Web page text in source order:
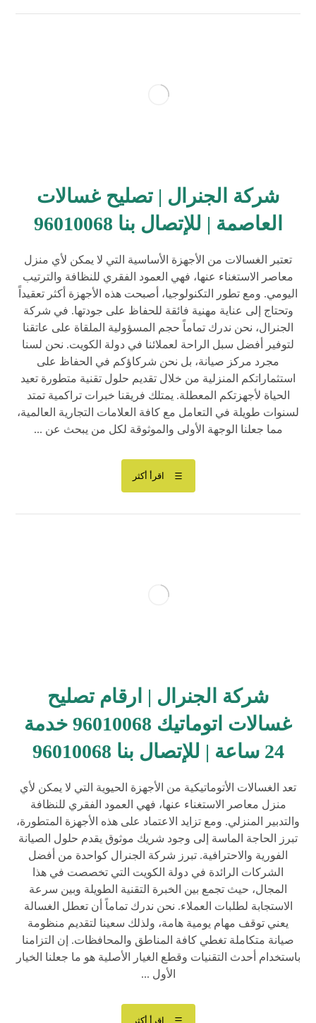
شركة الجنرال | تصليح غسالات
العاصمة | للإتصال بنا 96010068
تعتبر الغسالات من الأجهزة الأساسية التي لا يمكن لأي منزل
معاصر الاستغناء عنها، فهي العمود الفقري للنظافة والترتيب
اليومي. ومع تطور التكنولوجيا، أصبحت هذه الأجهزة أكثر تعقيداً
وتحتاج إلى عناية مهنية فائقة للحفاظ على جودتها. في شركة
الجنرال، نحن ندرك تماماً حجم المسؤولية الملقاة على عاتقنا
لتوفير أفضل سبل الراحة لعملائنا في دولة الكويت. نحن لسنا
مجرد مركز صيانة، بل نحن شركاؤكم في الحفاظ على
استثماراتكم المنزلية من خلال تقديم حلول تقنية متطورة تعيد
الحياة لأجهزتكم المعطلة. يمتلك فريقنا خبرات تراكمية تمتد
لسنوات طويلة في التعامل مع كافة العلامات التجارية العالمية،
مما جعلنا الوجهة الأولى والموثوقة لكل من يبحث عن ...
اقرأ أكثر
شركة الجنرال | ارقام تصليح
غسالات اتوماتيك 96010068 خدمة
24 ساعة | للإتصال بنا 96010068
تعد الغسالات الأتوماتيكية من الأجهزة الحيوية التي لا يمكن لأي
منزل معاصر الاستغناء عنها، فهي العمود الفقري للنظافة
والتدبير المنزلي. ومع تزايد الاعتماد على هذه الأجهزة المتطورة،
تبرز الحاجة الماسة إلى وجود شريك موثوق يقدم حلول الصيانة
الفورية والاحترافية. تبرز شركة الجنرال كواحدة من أفضل
الشركات الرائدة في دولة الكويت التي تخصصت في هذا
المجال، حيث تجمع بين الخبرة التقنية الطويلة وبين سرعة
الاستجابة لطلبات العملاء. نحن ندرك تماماً أن تعطل الغسالة
يعني توقف مهام يومية هامة، ولذلك سعينا لتقديم منظومة
صيانة متكاملة تغطي كافة المناطق والمحافظات. إن التزامنا
باستخدام أحدث التقنيات وقطع الغيار الأصلية هو ما جعلنا الخيار
الأول ...
اقرأ أكثر